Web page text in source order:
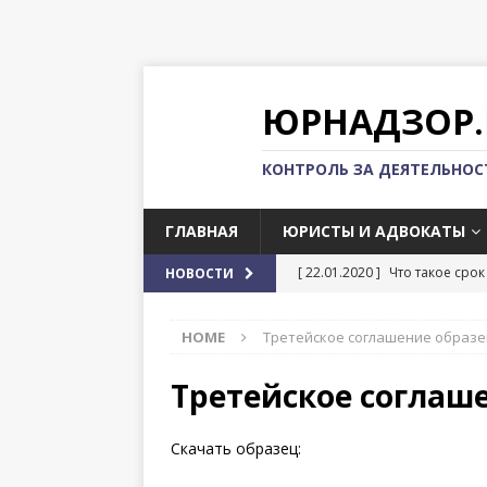
КОНТРОЛЬ ЗА
ГЛАВНАЯ ЮРИСТЫ И АДВОКАТЫ
НОВОСТИ [ 22.01.2020 ] Что такое
[ 22.01.2020 ] Регистрация
Можно ли
Как проходит
HOME Третейское соглашение
Третейское
Скачать образец: